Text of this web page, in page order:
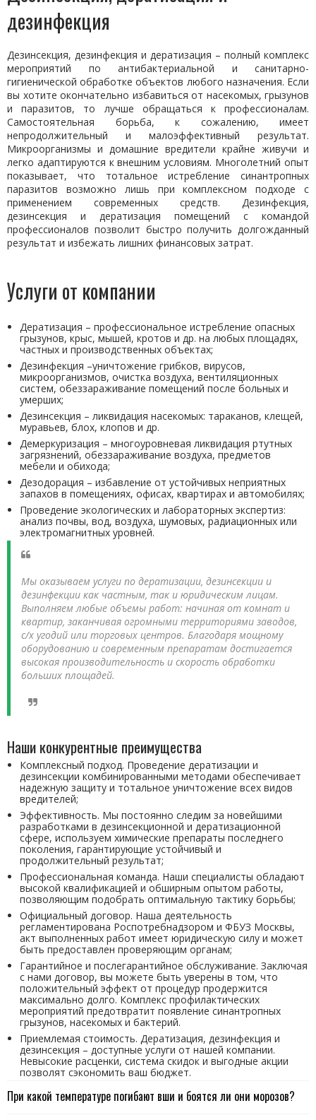
дезинфекция
Дезинсекция, дезинфекция и дератизация – полный комплекс
мероприятий по антибактериальной и санитарно-
гигиенической обработке объектов любого назначения. Если
вы хотите окончательно избавиться от насекомых, грызунов
и паразитов, то лучше обращаться к профессионалам.
Самостоятельная борьба, к сожалению, имеет
непродолжительный и малоэффективный результат.
Микроорганизмы и домашние вредители крайне живучи и
легко адаптируются к внешним условиям. Многолетний опыт
показывает, что тотальное истребление синантропных
паразитов возможно лишь при комплексном подходе с
применением современных средств. Дезинфекция,
дезинсекция и дератизация помещений с командой
профессионалов позволит быстро получить долгожданный
результат и избежать лишних финансовых затрат.
Услуги от компании
Дератизация – профессиональное истребление опасных
грызунов, крыс, мышей, кротов и др. на любых площадях,
частных и производственных объектах;
Дезинфекция –уничтожение грибков, вирусов,
микроорганизмов, очистка воздуха, вентиляционных
систем, обеззараживание помещений после больных и
умерших;
Дезинсекция – ликвидация насекомых: тараканов, клещей,
муравьев, блох, клопов и др.
Демеркуризация – многоуровневая ликвидация ртутных
загрязнений, обеззараживание воздуха, предметов
мебели и обихода;
Дезодорация – избавление от устойчивых неприятных
запахов в помещениях, офисах, квартирах и автомобилях;
Проведение экологических и лабораторных экспертиз:
анализ почвы, вод, воздуха, шумовых, радиационных или
электромагнитных уровней.
Мы оказываем услуги по дератизации, дезинсекции и
дезинфекции как частным, так и юридическим лицам.
Выполняем любые объемы работ: начиная от комнат и
квартир, заканчивая огромными территориями заводов,
с/х угодий или торговых центров. Благодаря мощному
оборудованию и современным препаратам достигается
высокая производительность и скорость обработки
больших площадей.
Наши конкурентные преимущества
Комплексный подход. Проведение дератизации и
дезинсекции комбинированными методами обеспечивает
надежную защиту и тотальное уничтожение всех видов
вредителей;
Эффективность. Мы постоянно следим за новейшими
разработками в дезинсекционной и дератизационной
сфере, используем химические препараты последнего
поколения, гарантирующие устойчивый и
продолжительный результат;
Профессиональная команда. Наши специалисты обладают
высокой квалификацией и обширным опытом работы,
позволяющим подобрать оптимальную тактику борьбы;
Официальный договор. Наша деятельность
регламентирована Роспотребнадзором и ФБУЗ Москвы,
акт выполненных работ имеет юридическую силу и может
быть предоставлен проверяющим органам;
Гарантийное и послегарантийное обслуживание. Заключая
с нами договор, вы можете быть уверены в том, что
положительный эффект от процедур продержится
максимально долго. Комплекс профилактических
мероприятий предотвратит появление синантропных
грызунов, насекомых и бактерий.
Приемлемая стоимость. Дератизация, дезинфекция и
дезинсекция – доступные услуги от нашей компании.
Невысокие расценки, система скидок и выгодные акции
позволят сэкономить ваш бюджет.
При какой температуре погибают вши и боятся ли они морозов?